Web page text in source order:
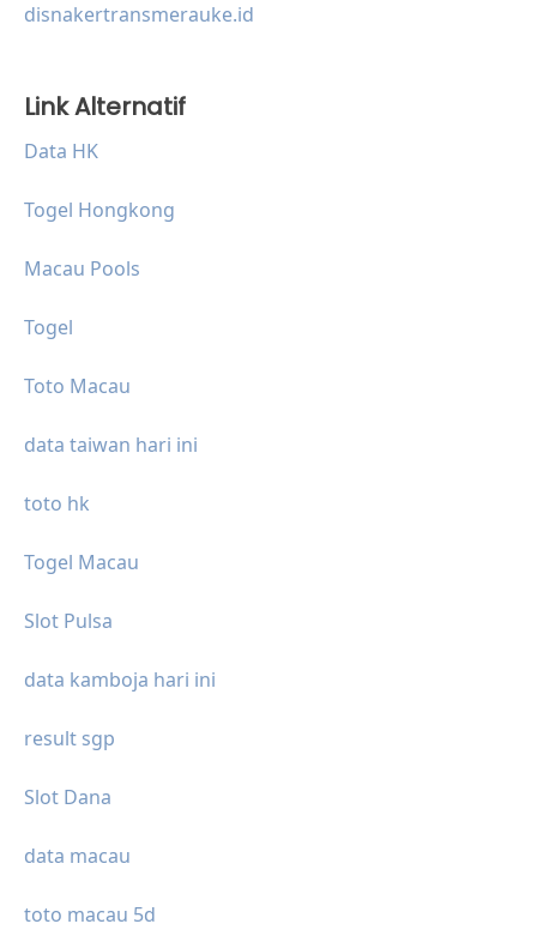
disnakertransmerauke.id
Link Alternatif
Data HK
Togel Hongkong
Macau Pools
Togel
Toto Macau
data taiwan hari ini
toto hk
Togel Macau
Slot Pulsa
data kamboja hari ini
result sgp
Slot Dana
data macau
toto macau 5d